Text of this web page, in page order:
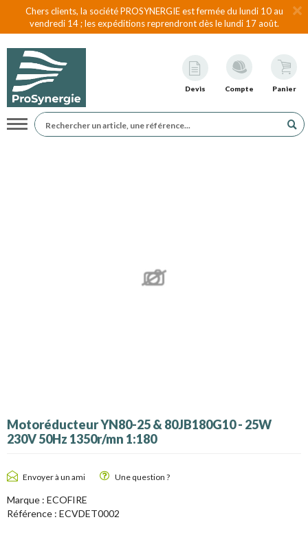
Chers clients, la société PROSYNERGIE est fermée du lundi 10 au
vendredi 14 ; les expéditions reprendront dès le lundi 17 août.
Devis Compte Panier
Navigation
Motoréducteur YN80-25 & 80JB180G10 - 25W
230V 50Hz 1350r/mn 1:180
Envoyer à un ami Une question ?
Marque : ECOFIRE
Référence : ECVDET0002